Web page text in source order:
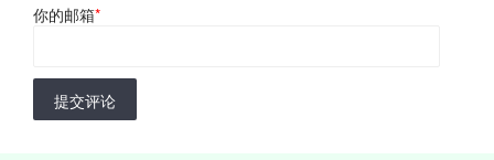
你的邮箱*
提交评论